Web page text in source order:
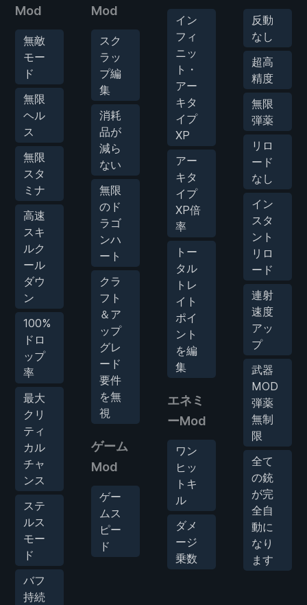
Mod
無敵
モー
ド
無限
ヘル
ス
無限
スタ
ミナ
高速
スキ
ルク
ール
ダウ
ン
100%
ドロ
ップ
率
最大
クリ
ティ
カル
チャ
ンス
ステ
ルス
モー
ド
バフ
持続
Mod
スク
ラッ
プ編
集
消耗
品が
減ら
ない
無限
のド
ラゴ
ンハ
ート
クラ
フト
＆ア
ップ
グレ
ード
要件
を無
視
ゲーム
Mod
ゲー
ムス
ピー
ド
イン
フィ
ニッ
ト・
アー
キタ
イプ
XP
アー
キタ
イプ
XP倍
率
トー
タル
トレ
イト
ポイ
ント
を編
集
エネミ
ーMod
ワン
ヒッ
トキ
ル
ダメ
ージ
乗数
反動
なし
超高
精度
無限
弾薬
リロ
ード
なし
イン
スタ
ント
リロ
ード
連射
速度
アッ
プ
武器
MOD
弾薬
無制
限
全て
の銃
が完
全自
動に
なり
ます